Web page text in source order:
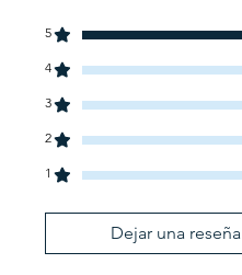
5
4
3
2
1
Dejar una reseña